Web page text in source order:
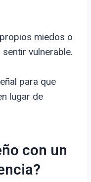
miedos o
vulnerable.
para que
lugar de
con un